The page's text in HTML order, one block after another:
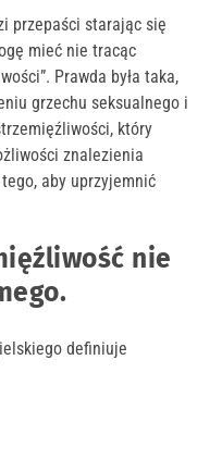
przepaści starając się
mieć nie tracąc
Prawda była taka,
grzechu seksualnego i
który
znalezienia
aby uprzyjemnić
nie
definiuje